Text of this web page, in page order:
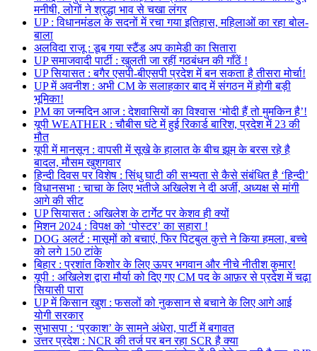
मनीषी, लोगों ने श्रद्धा भाव से चखा लंगर
UP : विधानमंडल के सदनों में रचा गया इतिहास, महिलाओं का रहा बोल-
बाला
अलविदा राजू : डूब गया स्टैंड अप कामेडी का सितारा
UP समाजवादी पार्टी : खुलती जा रहीं गठबंधन की गाँठें !
UP सियासत : बगैर एसपी-बीएसपी प्रदेश में बन सकता है तीसरा मोर्चा!
UP में अवनीश : अभी CM के सलाहकार बाद में संगठन में होगी बड़ी
भूमिका!
PM का जन्मदिन आज : देशवासियों का विश्वास ‘मोदी हैं तो मुमकिन है’!
यूपी WEATHER : चौबीस घंटे में हुई रिकार्ड बारिश, प्रदेश में 23 की
मौत
यूपी में मानसून : वापसी में सूखे के हालात के बीच झूम के बरस रहे है
बादल, मौसम खुशगवार
हिन्दी दिवस पर विशेष : सिंधु घाटी की सभ्यता से कैसे संबंधित है ‘हिन्दी’
विधानसभा : चाचा के लिए भतीजे अखिलेश ने दी अर्जी, अध्यक्ष से मांगी
आगे की सीट
UP सियासत : अखिलेश के टार्गेट पर केशव ही क्यों
मिशन 2024 : विपक्ष को ‘पोस्टर’ का सहारा !
DOG अलर्ट : मासूमों को बचाएं, फिर पिटबुल कुत्ते ने किया हमला, बच्चे
को लगे 150 टांके
बिहार : प्रशांत किशोर के लिए ऊपर भगवान और नीचे नीतीश कुमार!
यूपी : अखिलेश द्वारा मौर्या को दिए गए CM पद के आफ़र से प्रदेश में चढ़ा
सियासी पारा
UP में किसान खुश : फसलों को नुकसान से बचाने के लिए आगे आई
योगी सरकार
सुभासपा : ‘प्रकाश’ के सामने अंधेरा, पार्टी में बगावत
उत्तर प्रदेश : NCR की तर्ज पर बन रहा SCR है क्या